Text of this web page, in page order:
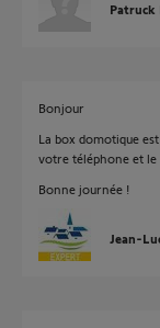
Patruck
Bonjour
La box domotique
votre téléphone et le
Bonne journée !
Jean-